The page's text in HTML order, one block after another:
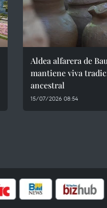
Aldea alfarera de
mantiene viva
ancestral
15/07/2026 08:54